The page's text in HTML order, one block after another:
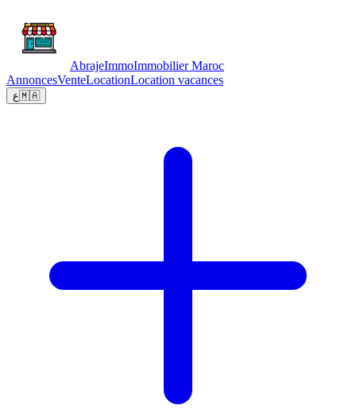
AbrajeImmoImmobilier Maroc
AnnoncesVenteLocationLocation vacances
ع🇲🇦